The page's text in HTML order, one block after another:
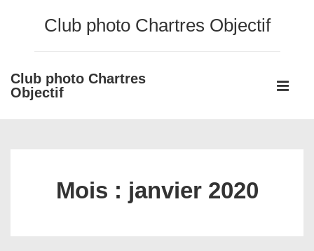
principal
Club photo Chartres Objectif
Club photo Chartres
Objectif
Main
Mois : janvier 2020